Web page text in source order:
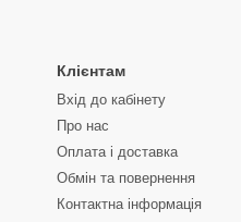
Клієнтам
Вхід до кабінету
Про нас
Оплата і доставка
Обмін та повернення
Контактна інформація